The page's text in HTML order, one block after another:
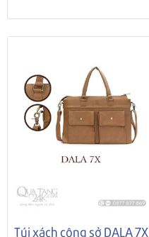
Túi xách công sở DALA 7X